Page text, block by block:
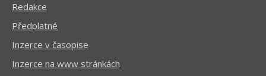
Redakce
Předplatné
Inzerce v časopise
Inzerce na www stránkách